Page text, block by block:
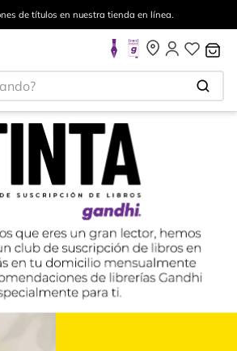
a todo el mundo, para más información da click